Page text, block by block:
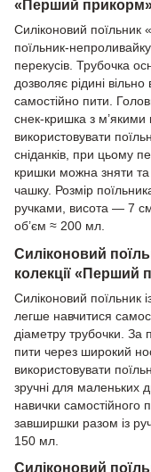
«Перший
Силіконовий поїльник
поїльник-
перекусів. Трубочка
дозволяє рідині
самостійно пити.
снек-кришка з
використовувати
сніданків, при цьому
кришки можна зняти та
чашку. Розмір
ручками, висота — 7
об’єм ≈ 200 мл.
Силіконовий
колекції «Перший
Силіконовий поїльник
легше навчитися
діаметру трубочки. За
пити через широкий
використовувати
зручні для маленьких
навички самостійного
завширшки разом із
150 мл.
Силіконовий